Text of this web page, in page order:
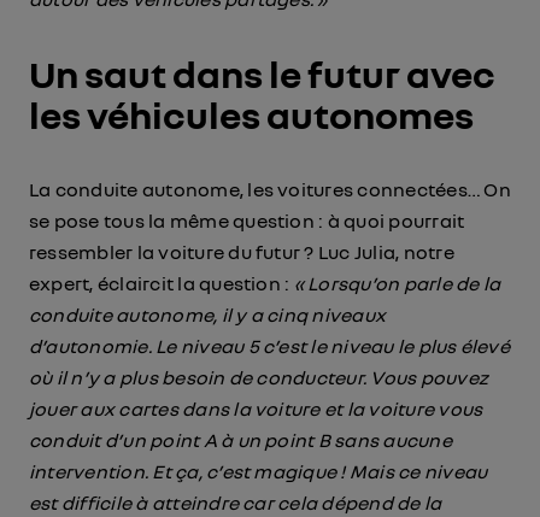
Un saut dans le futur avec
les véhicules autonomes
La conduite autonome, les voitures connectées… On
se pose tous la même question : à quoi pourrait
ressembler la voiture du futur ? Luc Julia, notre
expert, éclaircit la question : « Lorsqu’on parle de la
conduite autonome, il y a cinq niveaux
d’autonomie. Le niveau 5 c’est le niveau le plus élevé
où il n’y a plus besoin de conducteur. Vous pouvez
jouer aux cartes dans la voiture et la voiture vous
conduit d’un point A à un point B sans aucune
intervention. Et ça, c’est magique ! Mais ce niveau
est difficile à atteindre car cela dépend de la